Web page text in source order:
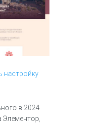
настройку
в 2024
Элементор,